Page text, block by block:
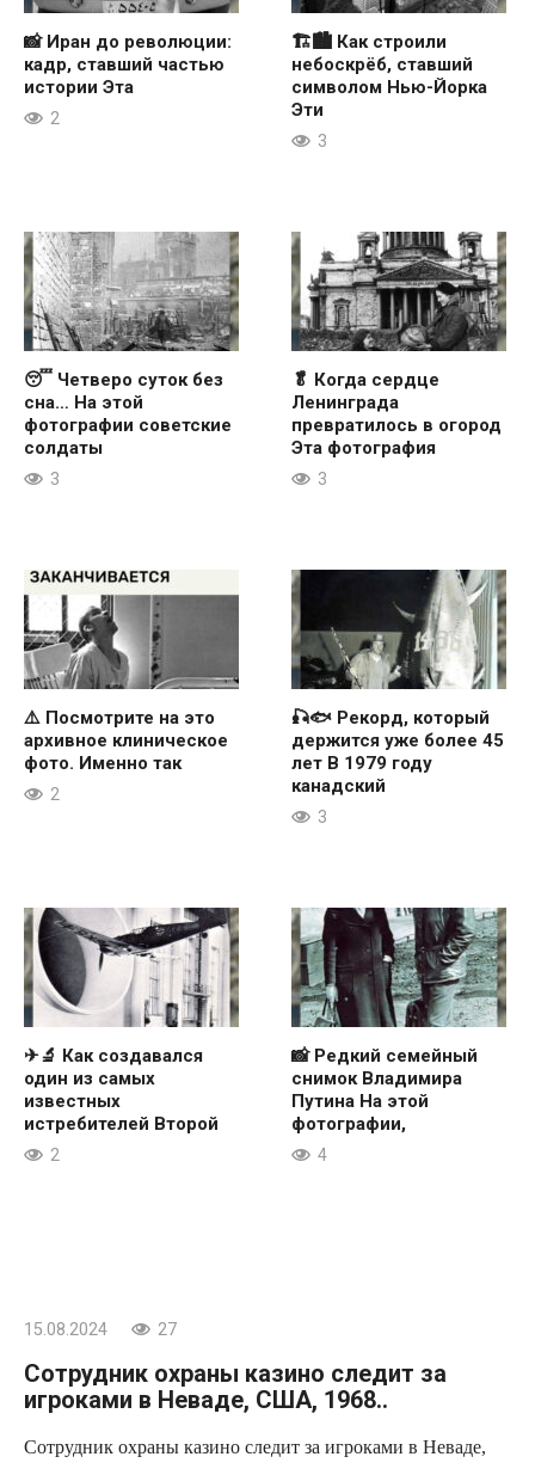
📸 Иран до революции:
кадр, ставший частью
истории Эта
2
🏗🏙 Как строили
небоскрёб, ставший
символом Нью-Йорка
Эти
3
😴 Четверо суток без
сна… На этой
фотографии советские
солдаты
3
🥬 Когда сердце
Ленинграда
превратилось в огород
Эта фотография
3
⚠️ Посмотрите на это
архивное клиническое
фото. Именно так
2
🎣🐟 Рекорд, который
держится уже более 45
лет В 1979 году
канадский
3
✈🔬 Как создавался
один из самых
известных
истребителей Второй
2
📸 Редкий семейный
снимок Владимира
Путина На этой
фотографии,
4
15.08.2024 27
Сотрудник охраны казино следит за
игроками в Неваде, США, 1968..
Сотрудник охраны казино следит за игроками в Неваде,